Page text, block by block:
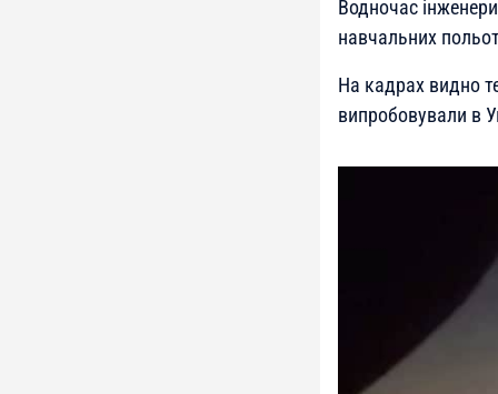
Водночас
навчальних
На кадрах видно
випробовували в